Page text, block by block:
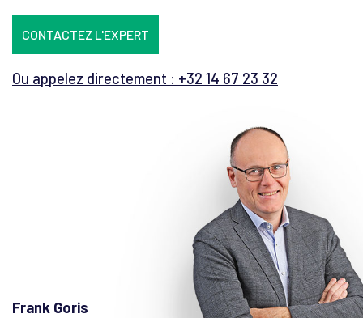
CONTACTEZ L'EXPERT
Ou appelez directement : +32 14 67 23 32
Frank Goris